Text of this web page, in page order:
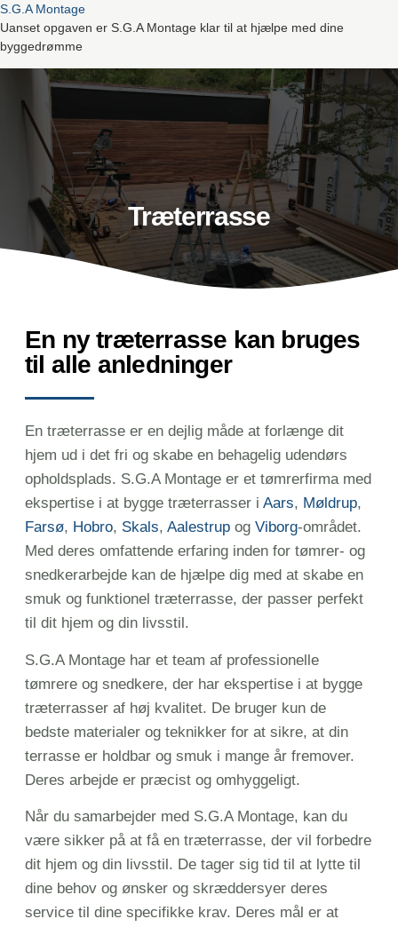
S.G.A Montage
Uanset opgaven er S.G.A Montage klar til at hjælpe med dine
byggedrømme
Træterrasse
En ny træterrasse kan bruges
til alle anledninger
En træterrasse er en dejlig måde at forlænge dit
hjem ud i det fri og skabe en behagelig udendørs
opholdsplads. S.G.A Montage er et tømrerfirma med
ekspertise i at bygge træterrasser i Aars, Møldrup,
Farsø, Hobro, Skals, Aalestrup og Viborg-området.
Med deres omfattende erfaring inden for tømrer- og
snedkerarbejde kan de hjælpe dig med at skabe en
smuk og funktionel træterrasse, der passer perfekt
til dit hjem og din livsstil.
S.G.A Montage har et team af professionelle
tømrere og snedkere, der har ekspertise i at bygge
træterrasser af høj kvalitet. De bruger kun de
bedste materialer og teknikker for at sikre, at din
terrasse er holdbar og smuk i mange år fremover.
Deres arbejde er præcist og omhyggeligt.
Når du samarbejder med S.G.A Montage, kan du
være sikker på at få en træterrasse, der vil forbedre
dit hjem og din livsstil. De tager sig tid til at lytte til
dine behov og ønsker og skræddersyer deres
service til dine specifikke krav. Deres mål er at